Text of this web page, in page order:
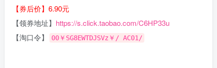
【券后价】6.90元
【领券地址】 https://s.click.taobao.com/C6HP33u
【淘口令】
00￥SG8EWTDJSVz￥/ AC01/